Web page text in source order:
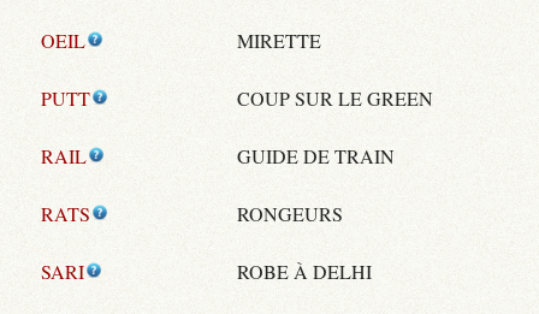
OEIL MIRETTE
PUTT COUP SUR LE GREEN
RAIL GUIDE DE TRAIN
RATS RONGEURS
SARI ROBE À DELHI